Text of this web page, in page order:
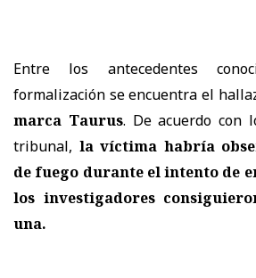
Entre los antecedentes
formalización se encuentra el
marca Taurus. De acuerdo con
tribunal, la víctima habría
de fuego durante el intento de
los investigadores
una.